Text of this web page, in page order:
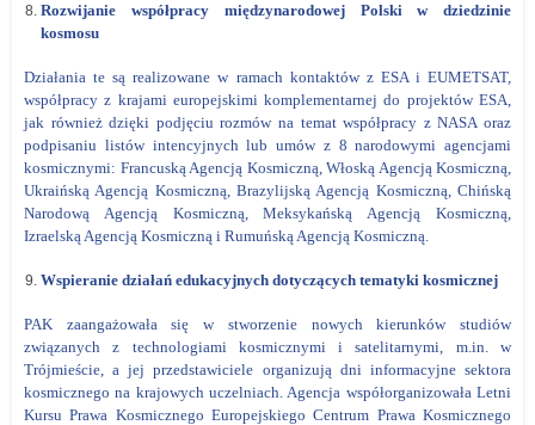
Rozwijanie współpracy międzynarodowej Polski w dziedzinie
kosmosu
Działania te są realizowane w ramach kontaktów z ESA i EUMETSAT,
współpracy z krajami europejskimi komplementarnej do projektów ESA,
jak również dzięki podjęciu rozmów na temat współpracy z NASA oraz
podpisaniu listów intencyjnych lub umów z 8 narodowymi agencjami
kosmicznymi: Francuską Agencją Kosmiczną, Włoską Agencją Kosmiczną,
Ukraińską Agencją Kosmiczną, Brazylijską Agencją Kosmiczną, Chińską
Narodową Agencją Kosmiczną, Meksykańską Agencją Kosmiczną,
Izraelską Agencją Kosmiczną i Rumuńską Agencją Kosmiczną.
Wspieranie działań edukacyjnych dotyczących tematyki kosmicznej
PAK zaangażowała się w stworzenie nowych kierunków studiów
związanych z technologiami kosmicznymi i satelitarnymi, m.in. w
Trójmieście, a jej przedstawiciele organizują dni informacyjne sektora
kosmicznego na krajowych uczelniach. Agencja współorganizowała Letni
Kursu Prawa Kosmicznego Europejskiego Centrum Prawa Kosmicznego